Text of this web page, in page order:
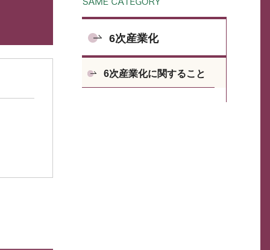
6次産業化
6次産業化に関すること